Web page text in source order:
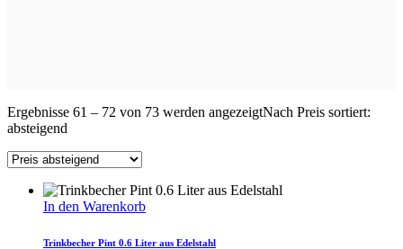
Ergebnisse 61 – 72 von 73 werden angezeigtNach Preis sortiert:
absteigend
In den Warenkorb
Trinkbecher Pint 0.6 Liter aus Edelstahl